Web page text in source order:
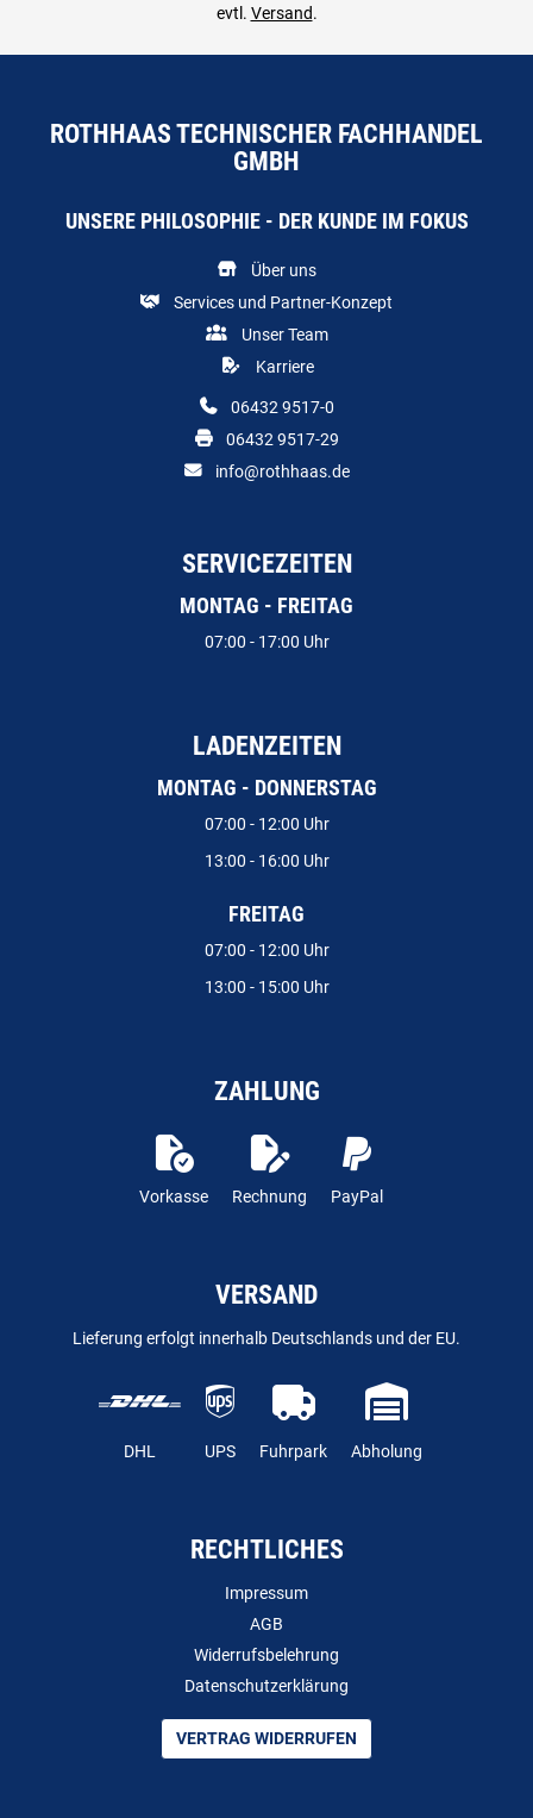
evtl. Versand.
ROTHHAAS TECHNISCHER FACHHANDEL
GMBH
UNSERE PHILOSOPHIE - DER KUNDE IM FOKUS
Über uns
Services und Partner-Konzept
Unser Team
Karriere
06432 9517-0
06432 9517-29
info@rothhaas.de
SERVICEZEITEN
MONTAG - FREITAG
07:00 - 17:00 Uhr
LADENZEITEN
MONTAG - DONNERSTAG
07:00 - 12:00 Uhr
13:00 - 16:00 Uhr
FREITAG
07:00 - 12:00 Uhr
13:00 - 15:00 Uhr
ZAHLUNG
Vorkasse Rechnung PayPal
VERSAND
Lieferung erfolgt innerhalb Deutschlands und der EU.
DHL UPS Fuhrpark Abholung
RECHTLICHES
Impressum
AGB
Widerrufsbelehrung
Datenschutzerklärung
VERTRAG WIDERRUFEN